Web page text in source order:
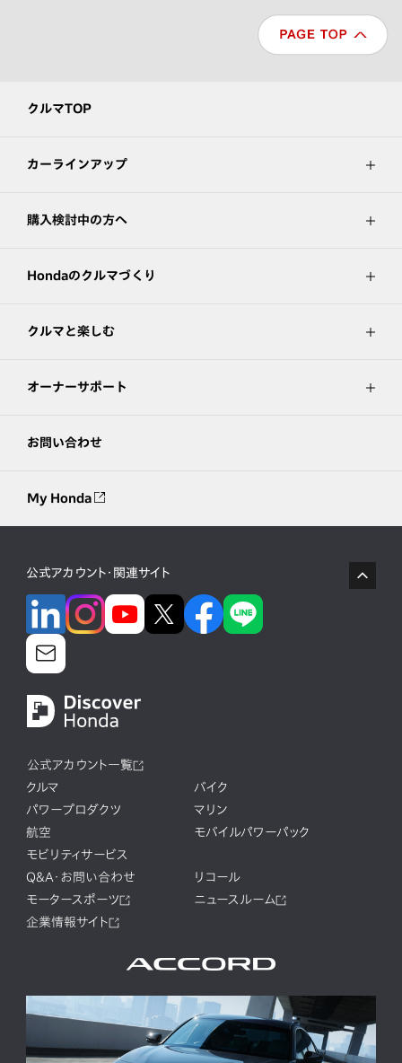
クルマTOP
カーラインアップ
購入検討中の方へ
Hondaのクルマづくり
クルマと楽しむ
オーナーサポート
お問い合わせ
My Honda
公式アカウント・関連サイト
公式アカウント一覧
クルマ
バイク
パワープロダクツ
マリン
航空
モバイルパワーパック
モビリティサービス
Q&A・お問い合わせ
リコール
モータースポーツ
ニュースルーム
企業情報サイト